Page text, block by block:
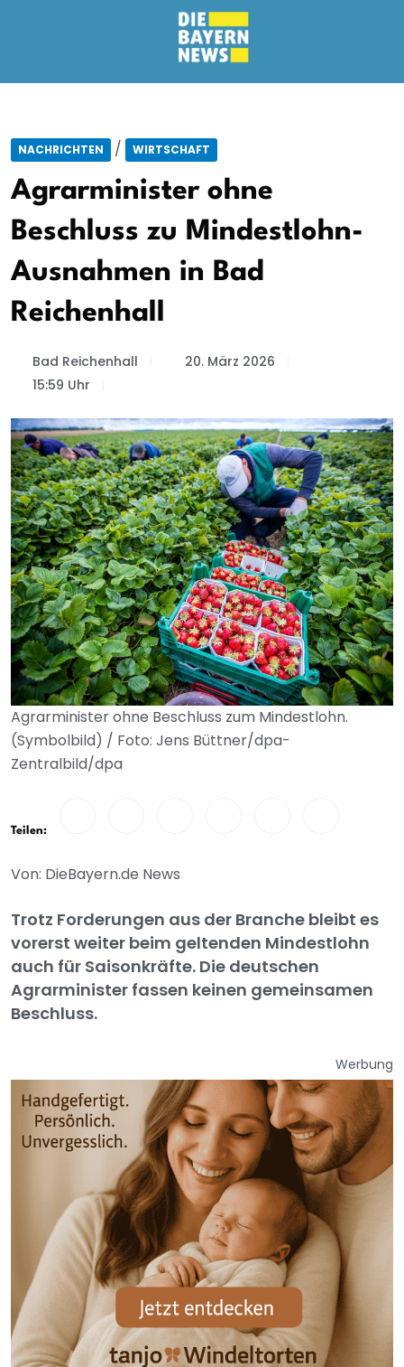
NACHRICHTEN / WIRTSCHAFT
Agrarminister ohne
Beschluss zu Mindestlohn-
Ausnahmen in Bad
Reichenhall
Bad Reichenhall
20. März 2026
15:59 Uhr
Agrarminister ohne Beschluss zum Mindestlohn.
(Symbolbild) / Foto: Jens Büttner/dpa-
Zentralbild/dpa
Teilen:
Von: DieBayern.de News
Trotz Forderungen aus der Branche bleibt es
vorerst weiter beim geltenden Mindestlohn
auch für Saisonkräfte. Die deutschen
Agrarminister fassen keinen gemeinsamen
Beschluss.
Werbung